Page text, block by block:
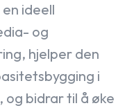
ideell
og
hjelper den
i
og bidrar til å øke